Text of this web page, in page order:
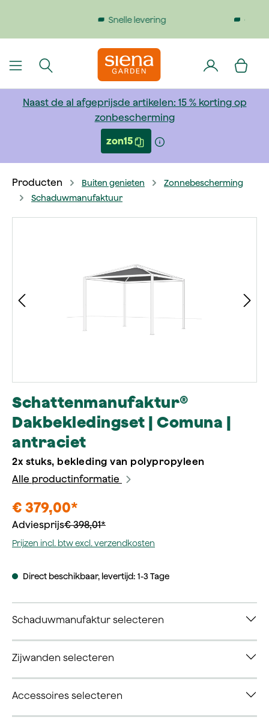
Gratis verzending bij bestellingen boven €199
Naast de al afgeprijsde artikelen: 15 % korting op
zonbescherming
zon15
Producten Buiten genieten
Zonnebescherming
Schaduwmanufaktuur
Schattenmanufaktur®
Dakbekledingset | Comuna |
antraciet
2x stuks, bekleding van polypropyleen
Alle productinformatie
€ 379,00*
Adviesprijs€ 398,01*
Prijzen incl. btw excl. verzendkosten
Direct beschikbaar, levertijd: 1-3 Tage
Schaduwmanufaktur selecteren
Zijwanden selecteren
Accessoires selecteren